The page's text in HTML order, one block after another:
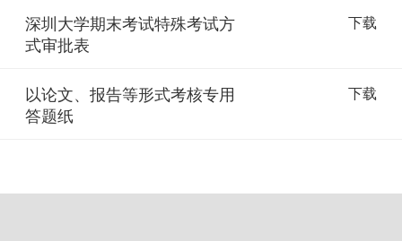
深圳大学期末考试特殊考试方
式审批表
下载
以论文、报告等形式考核专用
答题纸
下载